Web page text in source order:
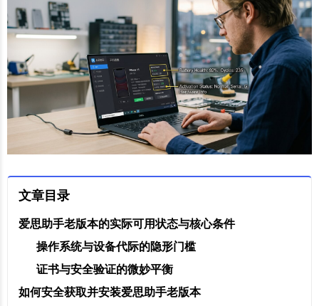
文章目录
爱思助手老版本的实际可用状态与核心条件
操作系统与设备代际的隐形门槛
证书与安全验证的微妙平衡
如何安全获取并安装爱思助手老版本